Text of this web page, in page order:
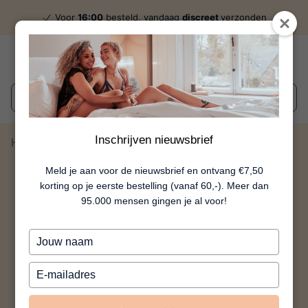
Inschrijven nieuwsbrief
Meld je aan voor de nieuwsbrief en ontvang €7,50
korting op je eerste bestelling (vanaf 60,-). Meer dan
95.000 mensen gingen je al voor!
Typ
je
naam
Typ
je
e-
Voor 16:00 besteld, vandaag discreetverzonden
Wat zoek je?
Home Vanessa